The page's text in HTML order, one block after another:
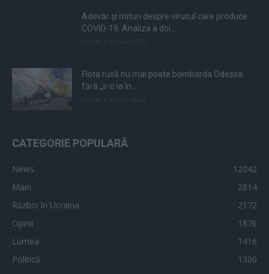
Adevăr și mituri despre virusul care produce
COVID-19. Analiza a doi...
Flota rusă nu mai poate bombarda Odessa
fără „s-o ia în...
CATEGORIE POPULARĂ
News
12042
Main
2814
Război în Ucraina
2172
Opinii
1876
Lumea
1416
Politică
1300